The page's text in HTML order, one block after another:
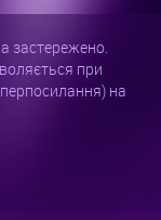
застережено.
при
на